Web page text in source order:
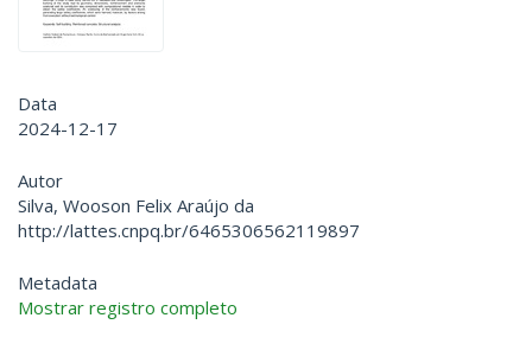
Data
2024-12-17
Autor
Silva, Wooson Felix Araújo da
http://lattes.cnpq.br/6465306562119897
Metadata
Mostrar registro completo